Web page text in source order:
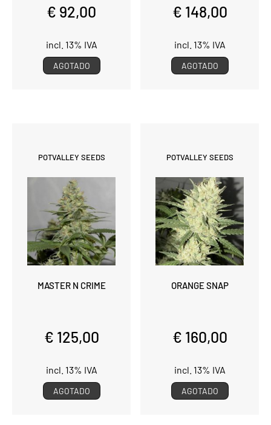
€ 92,00
incl. 13% IVA
AGOTADO
€ 148,00
incl. 13% IVA
AGOTADO
POTVALLEY SEEDS
MASTER N CRIME
€ 125,00
incl. 13% IVA
AGOTADO
POTVALLEY SEEDS
ORANGE SNAP
€ 160,00
incl. 13% IVA
AGOTADO